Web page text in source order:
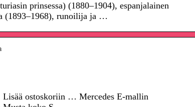
prinsessa) (1880–1904), espanjalainen
(1893–1968), runoilija ja …
ostoskoriin … Mercedes E-mallin